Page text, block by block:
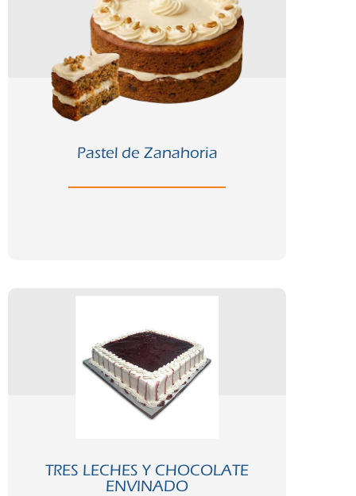
Pastel de Zanahoria
Comprar ahora
Ver ficha completa >
TRES LECHES Y CHOCOLATE
ENVINADO
Comprar ahora